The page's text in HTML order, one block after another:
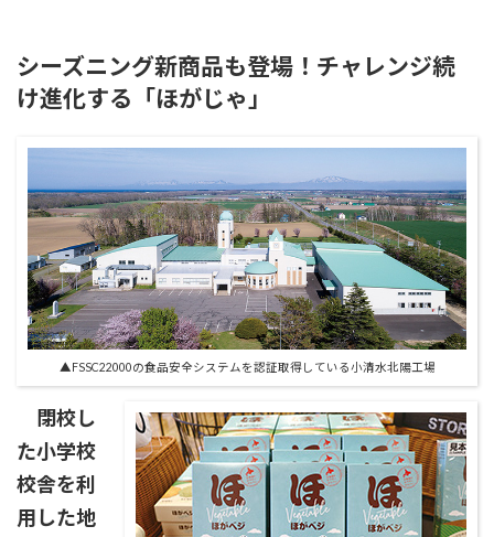
シーズニング新商品も登場！チャレンジ続
け進化する「ほがじゃ」
▲FSSC22000の食品安全システムを認証取得している小清水北陽工場
閉校し
た小学校
校舎を利
用した地